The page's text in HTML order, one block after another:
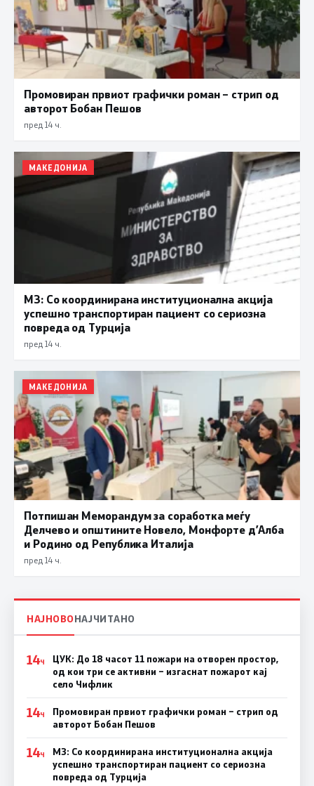
Промовиран првиот графички роман – стрип од
авторот Бобан Пешов
пред 14 ч.
МАКЕДОНИЈА
МЗ: Со координирана институционална акција
успешно транспортиран пациент со сериозна
повреда од Турција
пред 14 ч.
МАКЕДОНИЈА
Потпишан Меморандум за соработка меѓу
Делчево и општините Новело, Монфорте д’Алба
и Родино од Република Италија
пред 14 ч.
НАЈНОВОНАЈЧИТАНО
14Ч
ЦУК: До 18 часот 11 пожари на отворен простор,
од кои три се активни – изгаснат пожарот кај
село Чифлик
14Ч
Промовиран првиот графички роман – стрип од
авторот Бобан Пешов
14Ч
МЗ: Со координирана институционална акција
успешно транспортиран пациент со сериозна
повреда од Турција